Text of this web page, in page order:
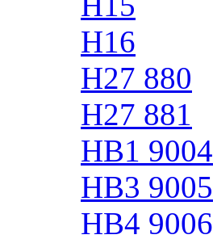
H16
H27 880
H27 881
HB1 9004
HB3 9005
HB4 9006